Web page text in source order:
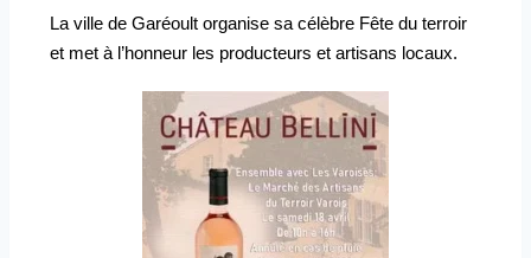
La ville de Garéoult organise sa célèbre Fête du terroir
et met à l’honneur les producteurs et artisans locaux.